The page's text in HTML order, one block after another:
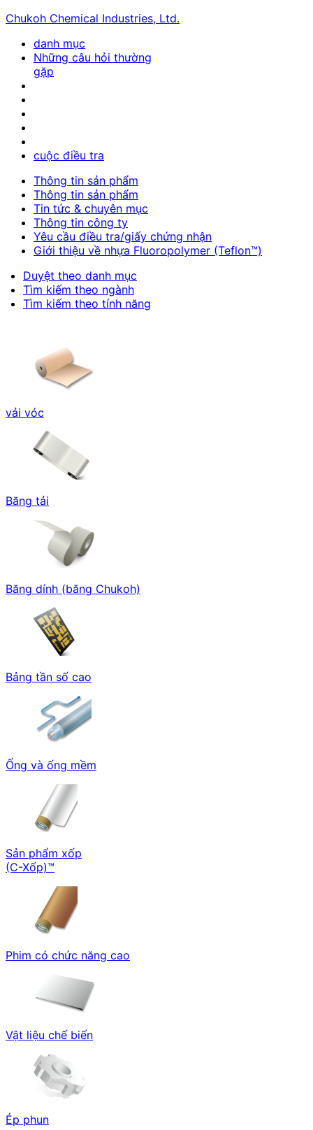
Chukoh Chemical Industries, Ltd.
danh mục
Những câu hỏi thường
gặp
cuộc điều tra
Thông tin sản phẩm
Thông tin sản phẩm
Tin tức & chuyên mục
Thông tin công ty
Yêu cầu điều tra/giấy chứng nhận
Giới thiệu về nhựa Fluoropolymer (Teflon™)
Duyệt theo danh mục
Tìm kiếm theo ngành
Tìm kiếm theo tính năng
vải vóc
Băng tải
Băng dính (băng Chukoh)
Bảng tần số cao
Ống và ống mềm
Sản phẩm xốp
(C-Xốp)™
Phim có chức năng cao
Vật liệu chế biến
Ép phun